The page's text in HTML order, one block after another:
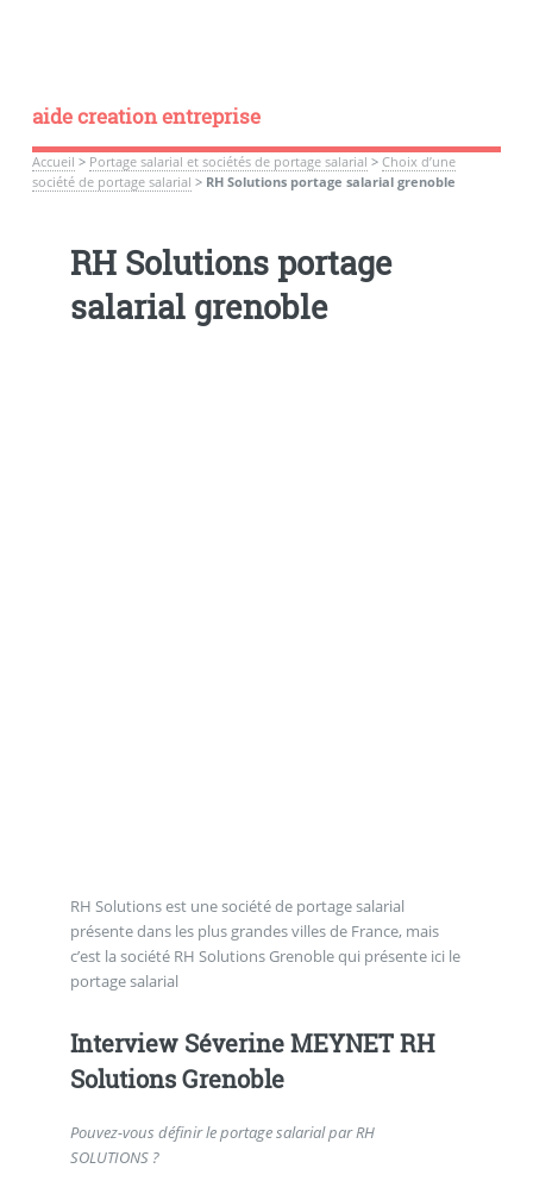
aide creation entreprise
Accueil > Portage salarial et sociétés de portage salarial > Choix d’une
société de portage salarial > RH Solutions portage salarial grenoble
RH Solutions portage
salarial grenoble
RH Solutions est une société de portage salarial
présente dans les plus grandes villes de France, mais
c’est la société RH Solutions Grenoble qui présente ici le
portage salarial
Interview Séverine MEYNET RH
Solutions Grenoble
Pouvez-vous définir le portage salarial par RH
SOLUTIONS ?